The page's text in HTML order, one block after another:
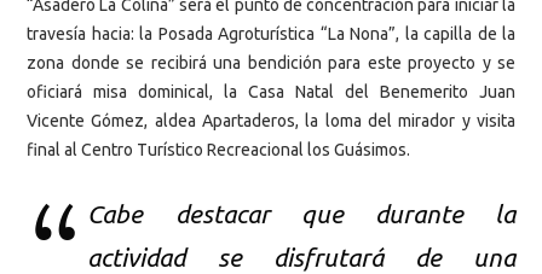
“Asadero La Colina” será el punto de concentración para iniciar la
travesía hacia: la Posada Agroturística “La Nona”, la capilla de la
zona donde se recibirá una bendición para este proyecto y se
oficiará misa dominical, la Casa Natal del Benemerito Juan
Vicente Gómez, aldea Apartaderos, la loma del mirador y visita
final al Centro Turístico Recreacional los Guásimos.
Cabe destacar que durante la
actividad se disfrutará de una